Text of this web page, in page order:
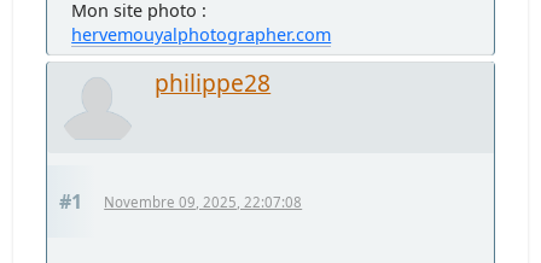
Mon site photo :
hervemouyalphotographer.com
philippe28
#1 Novembre 09, 2025, 22:07:08